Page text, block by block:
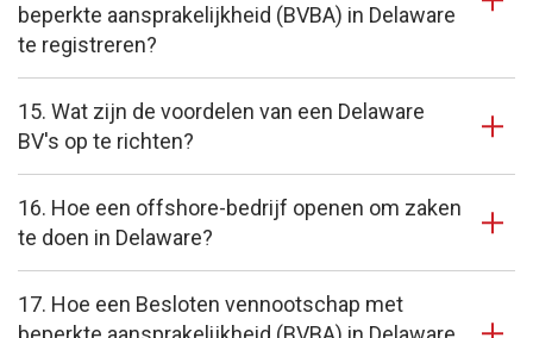
beperkte aansprakelijkheid (BVBA) in Delaware
te registreren?
15. Wat zijn de voordelen van een Delaware
BV's op te richten?
16. Hoe een offshore-bedrijf openen om zaken
te doen in Delaware?
17. Hoe een Besloten vennootschap met